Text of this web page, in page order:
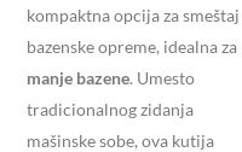
kompaktna opcija za smeštaj
bazenske opreme, idealna za
manje bazene. Umesto
tradicionalnog zidanja
mašinske sobe, ova kutija